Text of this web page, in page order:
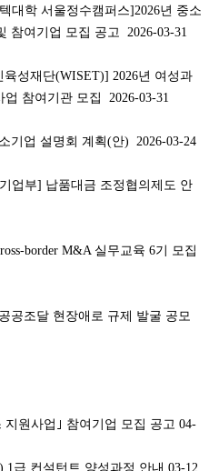
대학 서울정수캠퍼스]2026년 중소
참여기업 모집 공고 2026-03-31
성재단(WISET)] 2026년 여성과
참여기관 모집 2026-03-31
기업 설명회 계획(안) 2026-03-24
업부] 납품대금 조정협의제도 안
border M&A 실무교육 6기 모집
공조달 현장애로 규제 발굴 공모
지원사업｣ 참여기업 모집 공고 04-
1급 컨설턴트 양성과정 안내 03-12